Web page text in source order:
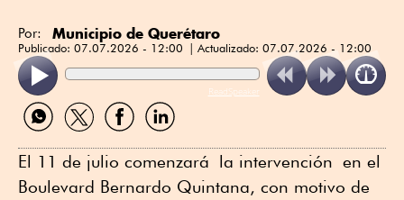
Por: Municipio de Querétaro
Publicado: 07.07.2026 - 12:00 Actualizado: 07.07.2026 - 12:00
ReadSpeaker
Compartir
por
Compartir
por
Compartir
por
Compartir
por
El 11 de julio comenzará la intervención en el
Boulevard Bernardo Quintana, con motivo de